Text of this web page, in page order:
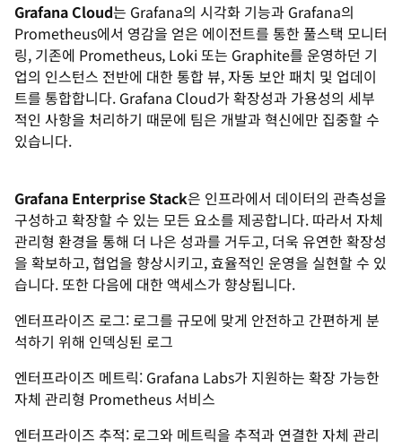
Grafana Cloud는 Grafana의 시각화 기능과 Grafana의
Prometheus에서 영감을 얻은 에이전트를 통한 풀스택 모니터
링, 기존에 Prometheus, Loki 또는 Graphite를 운영하던 기
업의 인스턴스 전반에 대한 통합 뷰, 자동 보안 패치 및 업데이
트를 통합합니다. Grafana Cloud가 확장성과 가용성의 세부
적인 사항을 처리하기 때문에 팀은 개발과 혁신에만 집중할 수
있습니다.
Grafana Enterprise Stack은 인프라에서 데이터의 관측성을
구성하고 확장할 수 있는 모든 요소를 제공합니다. 따라서 자체
관리형 환경을 통해 더 나은 성과를 거두고, 더욱 유연한 확장성
을 확보하고, 협업을 향상시키고, 효율적인 운영을 실현할 수 있
습니다. 또한 다음에 대한 액세스가 향상됩니다.
엔터프라이즈 로그: 로그를 규모에 맞게 안전하고 간편하게 분
석하기 위해 인덱싱된 로그
엔터프라이즈 메트릭: Grafana Labs가 지원하는 확장 가능한
자체 관리형 Prometheus 서비스
엔터프라이즈 추적: 로그와 메트릭을 추적과 연결한 자체 관리